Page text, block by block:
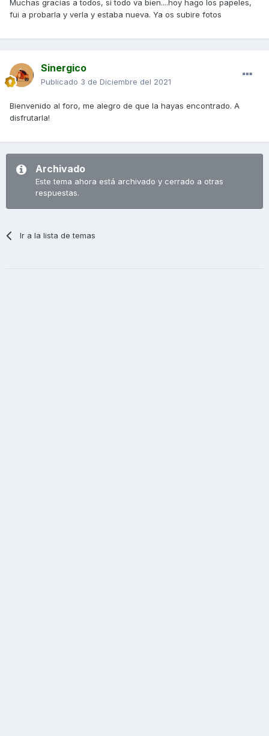
Muchas gracias a todos, si todo va bien....hoy hago los papeles,
fui a probarla y verla y estaba nueva. Ya os subire fotos
Sinergico
Publicado 3 de Diciembre del 2021
Bienvenido al foro, me alegro de que la hayas encontrado. A
disfrutarla!
Archivado
Este tema ahora está archivado y cerrado a otras
respuestas.
Ir a la lista de temas